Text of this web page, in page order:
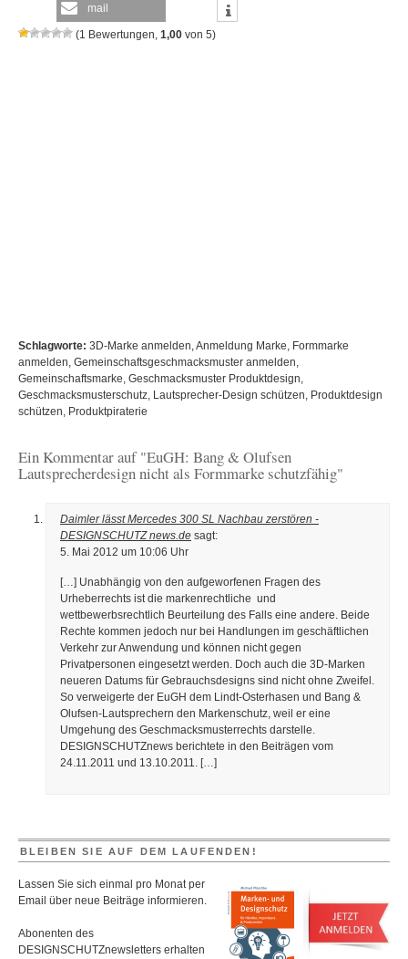
mail
(1 Bewertungen, 1,00 von 5)
Schlagworte: 3D-Marke anmelden,Anmeldung Marke, Formmarke
anmelden, Gemeinschaftsgeschmacksmuster anmelden,
Gemeinschaftsmarke, Geschmacksmuster Produktdesign,
Geschmacksmusterschutz, Lautsprecher-Design schützen, Produktdesign
schützen, Produktpiraterie
Ein Kommentar auf "EuGH: Bang & Olufsen
Lautsprecherdesign nicht als Formmarke schutzfähig"
Daimler lässt Mercedes 300 SL Nachbau zerstören -
DESIGNSCHUTZ news.de sagt:
5. Mai 2012 um 10:06 Uhr
[…] Unabhängig von den aufgeworfenen Fragen des
Urheberrechts ist die markenrechtliche und
wettbewerbsrechtlich Beurteilung des Falls eine andere. Beide
Rechte kommen jedoch nur bei Handlungen im geschäftlichen
Verkehr zur Anwendung und können nicht gegen
Privatpersonen eingesetzt werden. Doch auch die 3D-Marken
neueren Datums für Gebrauchsdesigns sind nicht ohne Zweifel.
So verweigerte der EuGH dem Lindt-Osterhasen und Bang &
Olufsen-Lautsprechern den Markenschutz, weil er eine
Umgehung des Geschmacksmusterrechts darstelle.
DESIGNSCHUTZnews berichtete in den Beiträgen vom
24.11.2011 und 13.10.2011. […]
BLEIBEN SIE AUF DEM LAUFENDEN!
Lassen Sie sich einmal pro Monat per
Email über neue Beiträge informieren.
Abonenten des
DESIGNSCHUTZnewsletters erhalten